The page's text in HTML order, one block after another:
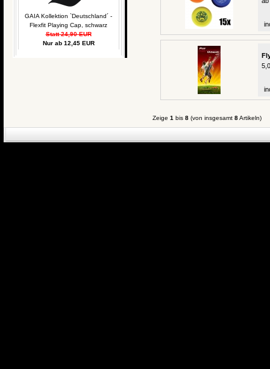
GAIA Kollektion `Deutschland´ -
Flexfit Playing Cap, schwarz
Statt 24,90 EUR
Nur ab 12,45 EUR
Zeige 1 bis 8(von insgesamt 8Artikeln)